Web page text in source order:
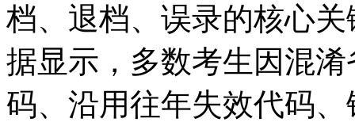
档、退档、误录的核心
据显示，多数考生因混
码、沿用往年失效代码